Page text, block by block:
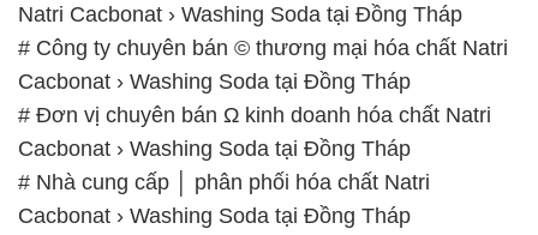
Natri Cacbonat › Washing Soda tại Đồng Tháp
# Công ty chuyên bán © thương mại hóa chất Natri
Cacbonat › Washing Soda tại Đồng Tháp
# Đơn vị chuyên bán Ω kinh doanh hóa chất Natri
Cacbonat › Washing Soda tại Đồng Tháp
# Nhà cung cấp │ phân phối hóa chất Natri
Cacbonat › Washing Soda tại Đồng Tháp